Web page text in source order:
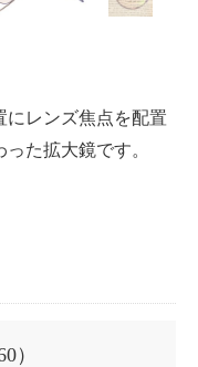
レンズ焦点を配置
た拡大鏡です。
）